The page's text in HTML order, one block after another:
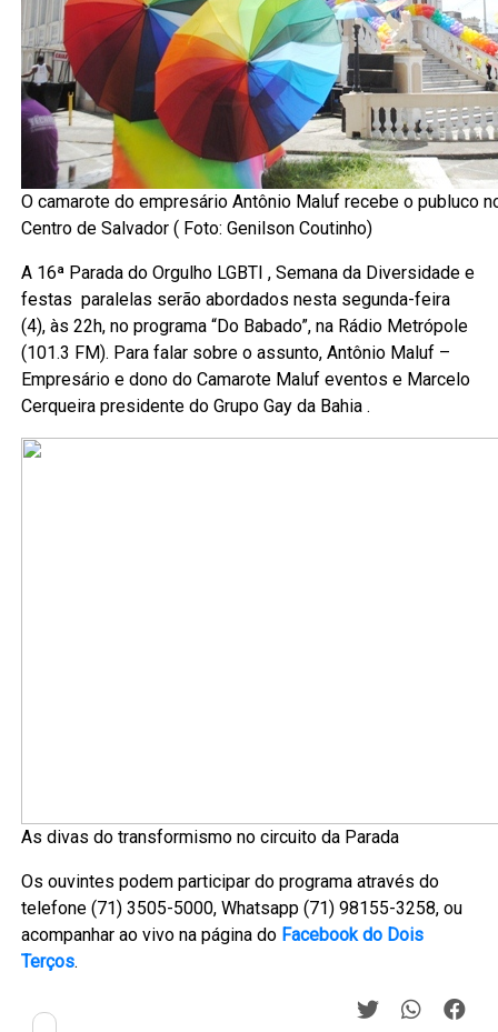
O camarote do empresário Antônio Maluf recebe o publuco
Centro de Salvador ( Foto: Genilson Coutinho)
A 16ª Parada do Orgulho LGBTI , Semana da Diversidade e
festas paralelas serão abordados nesta segunda-feira
(4), às 22h, no programa “Do Babado”, na Rádio Metrópole
(101.3 FM). Para falar sobre o assunto, Antônio Maluf –
Empresário e dono do Camarote Maluf eventos e Marcelo
Cerqueira presidente do Grupo Gay da Bahia .
As divas do transformismo no circuito da Parada
Os ouvintes podem participar do programa através do
telefone (71) 3505-5000, Whatsapp (71) 98155-3258, ou
acompanhar ao vivo na página do Facebook do Dois
Terços.